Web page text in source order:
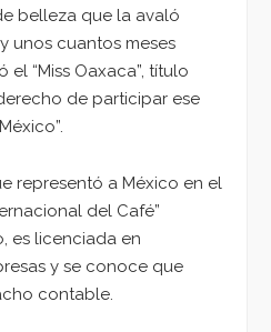
belleza que la avaló
unos cuantos meses
“Miss Oaxaca”, título
de participar ese
representó a México en el
del Café”
es licenciada en
y se conoce que
contable.